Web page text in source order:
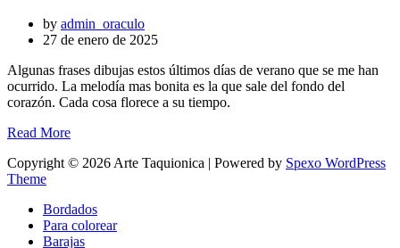
by admin_oraculo
27 de enero de 2025
Algunas frases dibujas estos últimos días de verano que se me han
ocurrido. La melodía mas bonita es la que sale del fondo del
corazón. Cada cosa florece a su tiempo.
Read More
Copyright © 2026 Arte Taquionica | Powered by Spexo WordPress
Theme
Bordados
Para colorear
Barajas